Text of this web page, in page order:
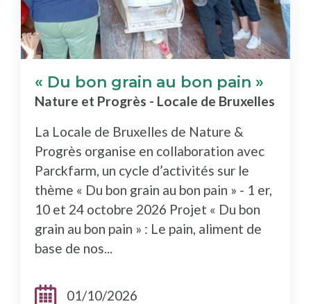
« Du bon grain au bon pain »
Nature et Progrès - Locale de Bruxelles
La Locale de Bruxelles de Nature &
Progrès organise en collaboration avec
Parckfarm, un cycle d’activités sur le
thème « Du bon grain au bon pain » - 1 er,
10 et 24 octobre 2026 Projet « Du bon
grain au bon pain » : Le pain, aliment de
base de nos...
Dates:01/10/2026